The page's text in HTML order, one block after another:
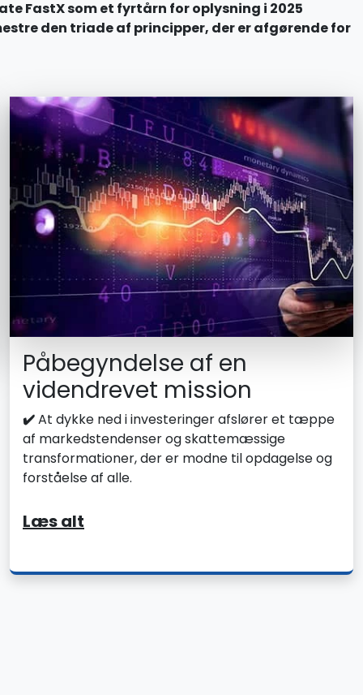
FastX som et fyrtårn for oplysning i 2025
den triade af principper, der er afgørende for
Påbegyndelse af en
videndrevet mission
✔️At dykke ned i investeringer afslører et tæppe
af markedstendenser og skattemæssige
transformationer, der er modne til opdagelse og
forståelse af alle.
Læs alt